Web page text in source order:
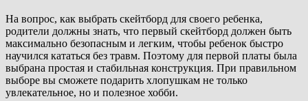
На вопрос, как выбрать скейтборд для своего ребенка,
родители должны знать, что первый скейтборд должен быть
максимально безопасным и легким, чтобы ребенок быстро
научился кататься без травм. Поэтому для первой платы была
выбрана простая и стабильная конструкция. При правильном
выборе вы сможете подарить хлопушкам не только
увлекательное, но и полезное хобби.